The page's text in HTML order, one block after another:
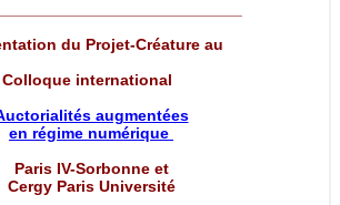
du Projet-Créature au
Colloque international
augmentées
en régime numérique
Paris IV-Sorbonne et
Cergy Paris Université